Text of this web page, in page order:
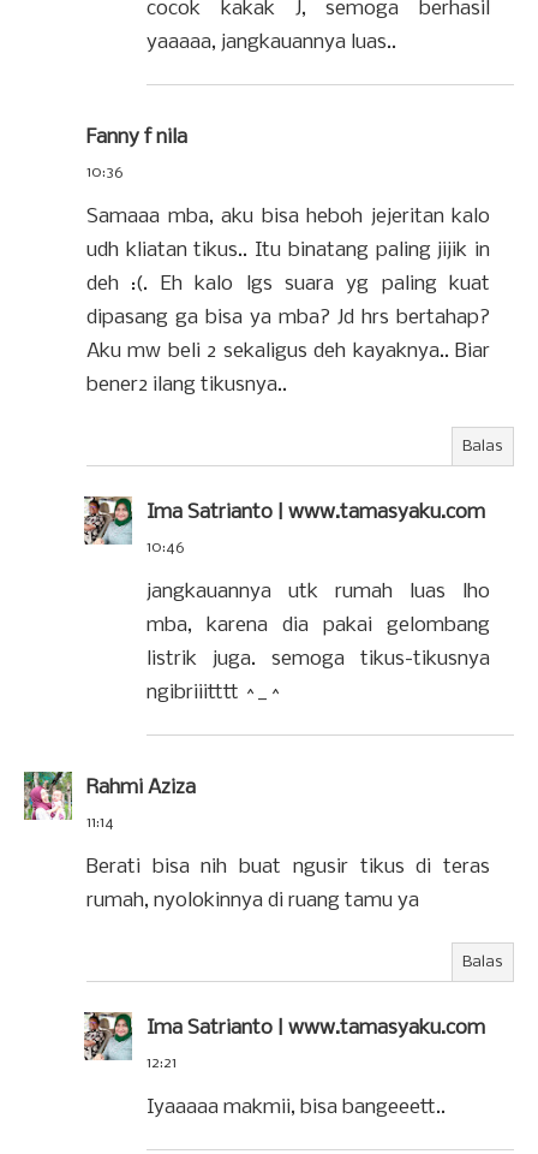
cocok kakak J, semoga berhasil
yaaaaa, jangkauannya luas..
Fanny f nila
10:36
Samaaa mba, aku bisa heboh jejeritan kalo
udh kliatan tikus.. Itu binatang paling jijik in
deh :(. Eh kalo lgs suara yg paling kuat
dipasang ga bisa ya mba? Jd hrs bertahap?
Aku mw beli 2 sekaligus deh kayaknya.. Biar
bener2 ilang tikusnya..
Balas
Ima Satrianto | www.tamasyaku.com
10:46
jangkauannya utk rumah luas lho
mba, karena dia pakai gelombang
listrik juga. semoga tikus-tikusnya
ngibriiitttt ^_^
Rahmi Aziza
11:14
Berati bisa nih buat ngusir tikus di teras
rumah, nyolokinnya di ruang tamu ya
Balas
Ima Satrianto | www.tamasyaku.com
12:21
Iyaaaaa makmii, bisa bangeeett..